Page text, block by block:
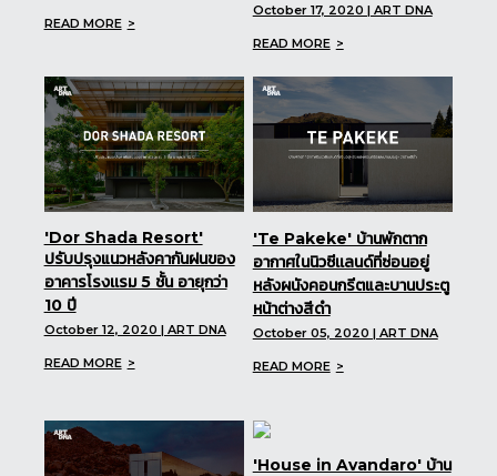
READ MORE
October 17, 2020 | ART DNA
READ MORE
'Dor Shada Resort'
ปรับปรุงแนวหลังคากันฝนของ
อาคารโรงเเรม 5 ชั้น อายุกว่า
10 ปี
October 12, 2020 | ART DNA
READ MORE
'Te Pakeke' บ้านพักตาก
อากาศในนิวซีเเลนด์ที่ซ่อนอยู่
หลังผนังคอนกรีตและบานประตู
หน้าต่างสีดำ
October 05, 2020 | ART DNA
READ MORE
'House in Avandaro' บ้าน